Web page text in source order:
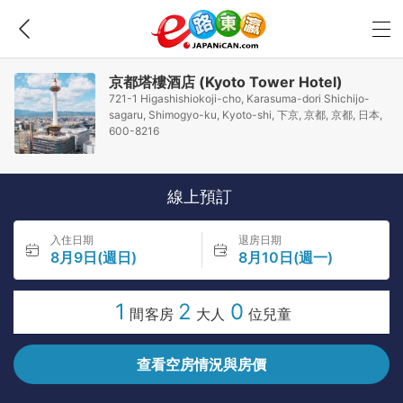
京都塔樓酒店 (Kyoto Tower Hotel)
721-1 Higashishiokoji-cho, Karasuma-dori Shichijo-
sagaru, Shimogyo-ku, Kyoto-shi, 下京, 京都, 京都, 日本,
600-8216
線上預訂
入住日期
8月9日(週日)
退房日期
8月10日(週一)
1 間客房 2 大人 0 位兒童
查看空房情況與房價